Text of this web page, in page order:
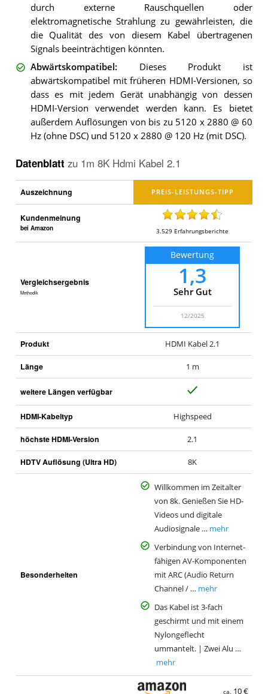
durch externe Rauschquellen oder
elektromagnetische Strahlung zu gewährleisten, die
die Qualität des von diesem Kabel übertragenen
Signals beeinträchtigen könnten.
Abwärtskompatibel : Dieses Produkt ist
abwärtskompatibel mit früheren HDMI-Versionen, so
dass es mit jedem Gerät unabhängig von dessen
HDMI-Version verwendet werden kann. Es bietet
außerdem Auflösungen von bis zu 5120 x 2880 @ 60
Hz (ohne DSC) und 5120 x 2880 @ 120 Hz (mit DSC).
Datenblatt zu 1m 8K Hdmi Kabel 2.1
Auszeichnung
Kundenmeinung
bei Amazon 3.529 Erfahrungsberichte
Vergleichsergebnis
Methodik
Bewertung
1,3
Sehr Gut
12/2025
Produkt HDMI Kabel 2.1
Länge 1 m
weitere Längen verfügbar
a
HDMI-Kabeltyp Highspeed
höchste HDMI-Version 2.1
HDTV Auflösung (Ultra HD) 8K
Besonderheiten
Willkommen im Zeitalter
von 8k. Genießen Sie HD-
Videos und digitale
Audiosignale … mehr
Verbindung von Internet-
fähigen AV-Komponenten
mit ARC (Audio Return
Channel / … mehr
Das Kabel ist 3-fach
geschirmt und mit einem
Nylongeflecht
ummantelt. | Zwei Alu …
mehr
ca. 10 €